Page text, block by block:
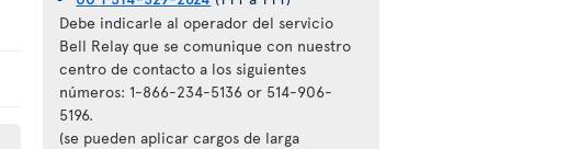
Debe indicarle al operador del servicio
Bell Relay que se comunique con nuestro
centro de contacto a los siguientes
números: 1-866-234-5136 or 514-906-
5196.
(se pueden aplicar cargos de larga